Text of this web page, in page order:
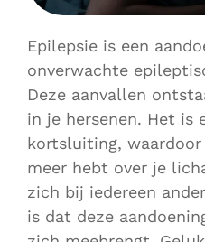
Epilepsie is een
onverwachte
Deze aanvallen
in je hersenen. Het is
kortsluiting,
meer hebt over je
zich bij iedereen
is dat deze